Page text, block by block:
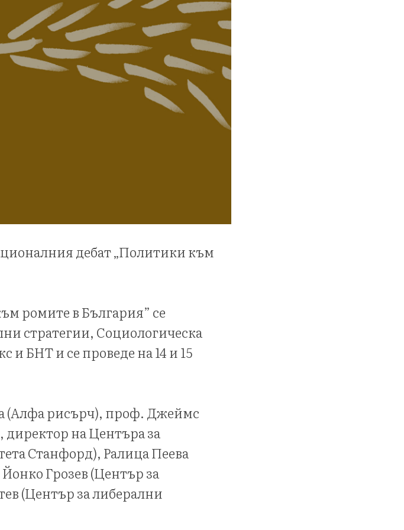
дебат „Политики към
ромите в България” се
стратегии, Социологическа
БНТ и се проведе на 14 и 15
(Алфа рисърч), проф. Джеймс
на Центъра за
Станфорд), Ралица Пеева
Грозев (Център за
(Център за либерални